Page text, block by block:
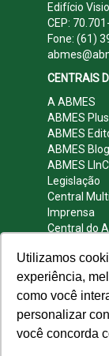
Utilizamos
experiência,
como você
personalizar
você concorda
Edifício
CEP:
Fone: (61)
CENTRAIS
A ABMES
ABMES Plus
ABMES
ABMES Blog
ABMES LInC
Legislação
Central
Imprensa
Central do